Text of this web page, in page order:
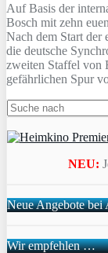
Auf Basis der
Bosch mit zehn
Nach dem Start der
die deutsche
zweiten Staffel von
gefährlichen Spur
NEU:
Neue Angebote bei
Wir empfehlen …